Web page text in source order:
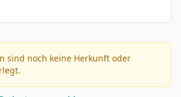
sind noch keine Herkunft oder